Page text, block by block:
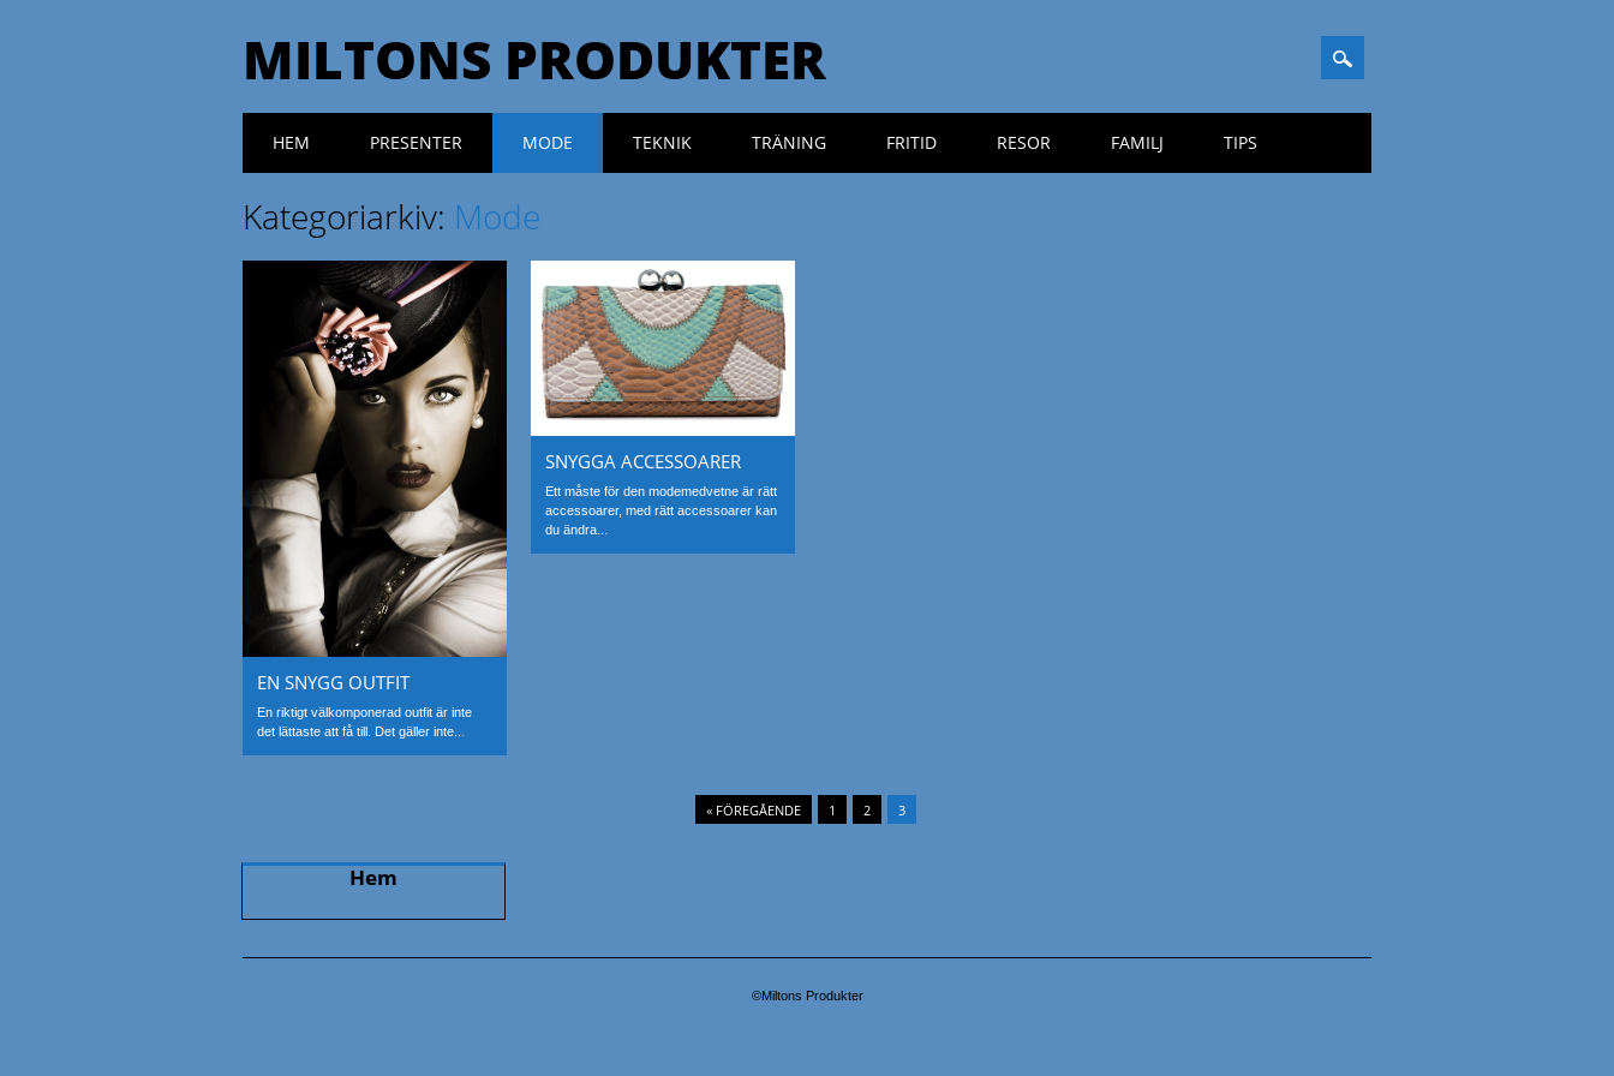
MILTONS PRODUKTER
Huvudmeny
HEM PRESENTER MODE TEKNIK TRÄNING FRITID RESOR FAMILJ TIPS
Kategoriarkiv: Mode
EN SNYGG OUTFIT
En riktigt välkomponerad outfit är inte
det lättaste att få till. Det gäller inte...
SNYGGA ACCESSOARER
Ett måste för den modemedvetne är rätt
accessoarer, med rätt accessoarer kan
du ändra...
« FÖREGÅENDE 1 2 3
Hem
©Miltons Produkter